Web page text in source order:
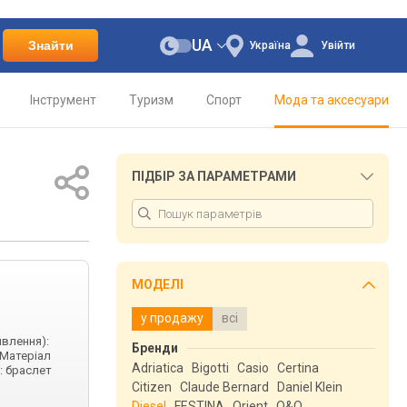
Знайти Україна
UA Увійти
Інструмент Туризм Спорт Мода та аксесуари
браслет
ПІДБІР ЗА ПАРАМЕТРАМИ
МОДЕЛІ
у продажу всі
Бренди
Adriatica
Bigotti Casio
Certina
Citizen
Claude Bernard
Daniel Klein